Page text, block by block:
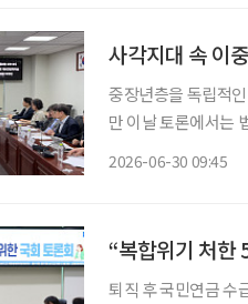
사각지대 속 이
중장년층을 독립적
만 이날 토론에서는
2026-06-30 09:45
“복합위기 처한
퇴직 후 국민연금 수